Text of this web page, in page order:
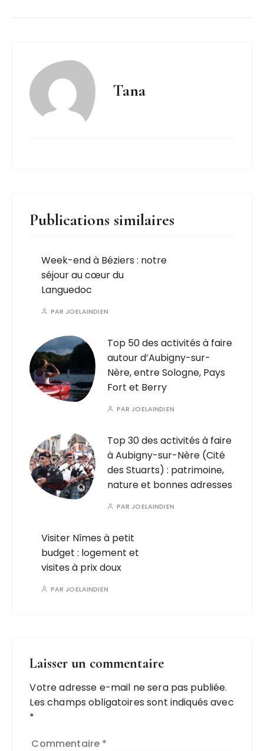
Tana
Publications similaires
Week-end à Béziers : notre
séjour au cœur du
Languedoc
PAR JOELAINDIEN
Top 50 des activités à faire
autour d’Aubigny-sur-
Nère, entre Sologne, Pays
Fort et Berry
PAR JOELAINDIEN
Top 30 des activités à faire
à Aubigny-sur-Nère (Cité
des Stuarts) : patrimoine,
nature et bonnes adresses
PAR JOELAINDIEN
Visiter Nîmes à petit
budget : logement et
visites à prix doux
PAR JOELAINDIEN
Laisser un commentaire
Votre adresse e-mail ne sera pas publiée.
Les champs obligatoires sont indiqués avec
*
Commentaire *